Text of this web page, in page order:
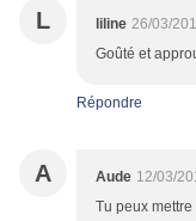
L liline 26/03/
Goûté et
Répondre
A Aude 12/03/
Tu peux